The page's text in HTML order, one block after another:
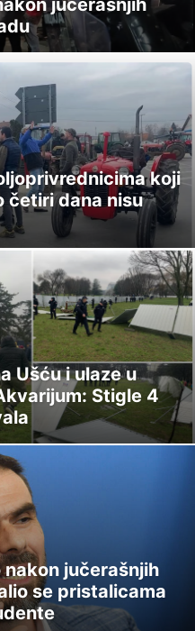
koji
četiri dana nisu
Ušću i ulaze u
Stigle 4
jučerašnjih
se pristalicama